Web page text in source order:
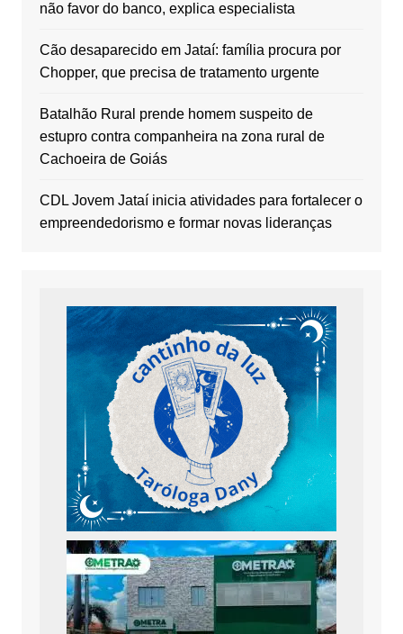
não favor do banco, explica especialista
Cão desaparecido em Jataí: família procura por
Chopper, que precisa de tratamento urgente
Batalhão Rural prende homem suspeito de
estupro contra companheira na zona rural de
Cachoeira de Goiás
CDL Jovem Jataí inicia atividades para fortalecer o
empreendedorismo e formar novas lideranças